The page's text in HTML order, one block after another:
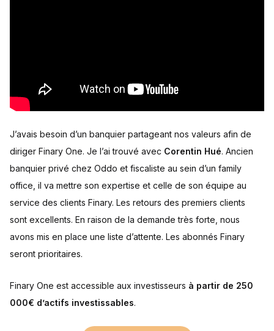
J’avais besoin d’un banquier partageant nos valeurs afin de
diriger Finary One. Je l’ai trouvé avec Corentin Hué. Ancien
banquier privé chez Oddo et fiscaliste au sein d’un family
office, il va mettre son expertise et celle de son équipe au
service des clients Finary. Les retours des premiers clients
sont excellents. En raison de la demande très forte, nous
avons mis en place une liste d’attente. Les abonnés Finary
seront prioritaires.
Finary One est accessible aux investisseurs à partir de 250
000€ d’actifs investissables.